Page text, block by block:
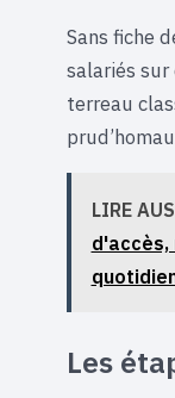
Sans fiche
salariés
terreau
LIRE
Les